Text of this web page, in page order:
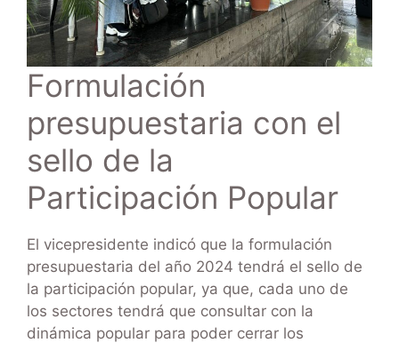
Formulación
presupuestaria con el
sello de la
Participación Popular
El vicepresidente indicó que la formulación
presupuestaria del año 2024 tendrá el sello de
la participación popular, ya que, cada uno de
los sectores tendrá que consultar con la
dinámica popular para poder cerrar los